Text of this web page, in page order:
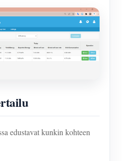
edustavat kunkin kohteen